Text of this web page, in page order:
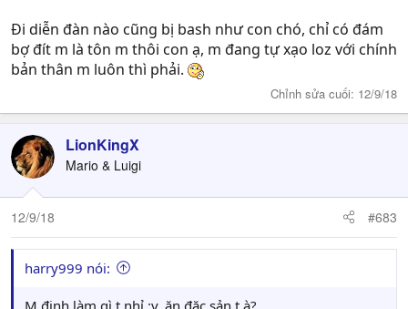
Đi diễn đàn nào cũng bị bash như con chó, chỉ có đám
bợ đít m là tôn m thôi con ạ, m đang tự xạo loz với chính
bản thân m luôn thì phải.
Chỉnh sửa cuối: 12/9/18
LionKingX
Mario & Luigi
12/9/18 #683
harry999 nói:
M định làm gì t nhỉ :v, ăn đặc sản t à?